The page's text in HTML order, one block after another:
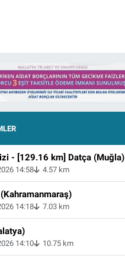
- [129.16 km] Datça (Muğla)
14:58 4.57 km
14:18 7.03 km
14:10 10.75 km